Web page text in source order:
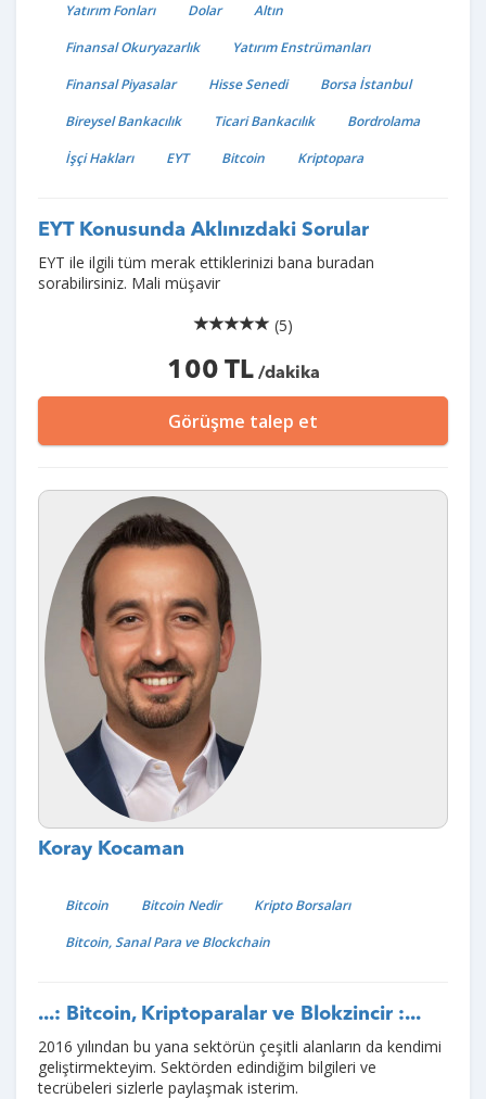
Yatırım Fonları Dolar
Altın
Finansal Okuryazarlık
Yatırım Enstrümanları
Finansal Piyasalar
Hisse Senedi
Borsa İstanbul
Bireysel Bankacılık
Ticari Bankacılık
Bordrolama
İşçi Hakları
EYT Bitcoin Kriptopara
EYT Konusunda Aklınızdaki Sorular
EYT ile ilgili tüm merak ettiklerinizi bana buradan
sorabilirsiniz. Mali müşavir
(5)
100 TL/dakika
Görüşme talep et
Koray Kocaman
Bitcoin Bitcoin Nedir
Kripto Borsaları
Bitcoin, Sanal Para ve Blockchain
...: Bitcoin, Kriptoparalar ve Blokzincir :...
2016 yılından bu yana sektörün çeşitli alanların da kendimi
geliştirmekteyim. Sektörden edindiğim bilgileri ve
tecrübeleri sizlerle paylaşmak isterim.